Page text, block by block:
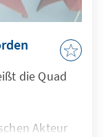
die Quad
Akteur